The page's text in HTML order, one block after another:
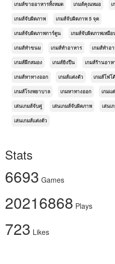
เกมส์ขายอาหารทั้งหมด เกมส์คุณหมอ เ
เกมส์จับผิดภาพ เกมส์จับผิดภาพ 5 จุด
เกมส์จับผิดภาพการ์ตูน เกมส์จับผิดภาพเหมือ
เกมส์ทำขนม เกมส์ทำอาหาร เกมส์ทำอ
เกมส์ฝึกสมอง เกมส์ยิงปืน เกมส์ร้านอาห
เกมส์หาทางออก เกมส์แต่งตัว เกมส์โฟโ
เกมส์โรงพยาบาล เกมหาทางออก เกมแ
เล่นเกมส์จับคู่ เล่นเกมส์จับผิดภาพ เล่นเ
เล่นเกมส์แต่งตัว
Stats
6693 Games
20216868 Plays
723 Likes